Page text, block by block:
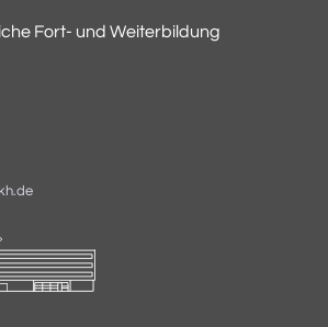
Fort- und Weiterbildung